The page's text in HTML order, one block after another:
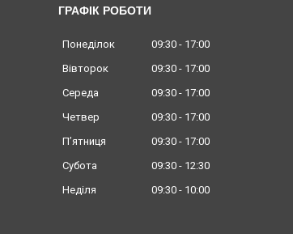
ГРАФІК РОБОТИ
Понеділок 09:30
17:00
Вівторок
09:30
17:00
Середа
09:30
17:00
Четвер
09:30
17:00
Пʼятниця
09:30
17:00
Субота
09:30
12:30
Неділя
09:30 10:00